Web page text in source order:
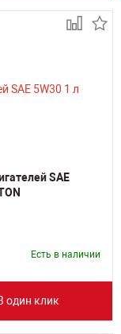
SAE
Есть в наличии
один клик